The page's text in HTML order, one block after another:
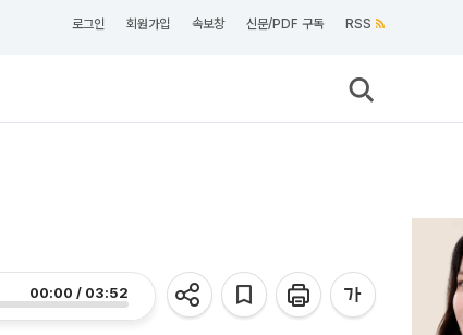
로그인 회원가입 속보창 신문/PDF 구독 RSS
00:00 / 03:52